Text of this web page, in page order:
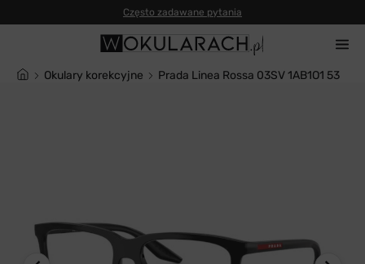
Często zadawane pytania
Okulary korekcyjne Prada Linea Rossa 03SV 1AB1O1 53